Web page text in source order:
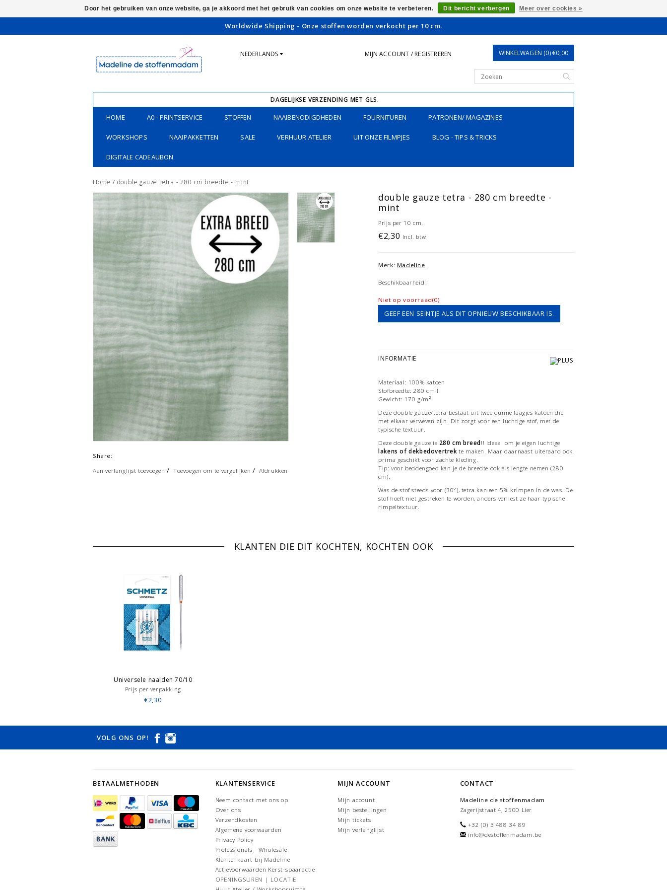
Worldwide Shipping - Onze stoffen worden verkocht per 10 cm.
NEDERLANDS MIJN ACCOUNT / REGISTREREN WINKELWAGEN (0) €0,00
DAGELIJKSE VERZENDING MET GLS.
HOME A0 - PRINTSERVICE STOFFEN NAAIBENODIGDHEDEN FOURNITUREN PATRONEN/ MAGAZINES
WORKSHOPS NAAIPAKKETTEN SALE VERHUUR ATELIER UIT ONZE FILMPJES BLOG - TIPS & TRICKS
DIGITALE CADEAUBON
Home / double gauze tetra - 280 cm breedte - mint
Share:
Aan verlanglijst toevoegen /Toevoegen om te vergelijken / Afdrukken
double gauze tetra - 280 cm breedte -
mint
Prijs per 10 cm.
€2,30 Incl. btw
Merk: Madeline
Beschikbaarheid:
Niet op voorraad(0)
GEEF EEN SEINTJE ALS DIT OPNIEUW BESCHIKBAAR IS.
INFORMATIE
Materiaal: 100% katoen
Stofbreedte: 280 cm!!
Gewicht: 170 g/m²
Deze double gauze/tetra bestaat uit twee dunne laagjes katoen die
met elkaar verweven zijn. Dit zorgt voor een luchtige stof, met de
typische textuur.
Deze double gauze is 280 cm breed !! Ideaal om je eigen luchtige
lakens of dekbedovertrekte maken. Maar daarnaast uiteraard ook
prima geschikt voor zachte kleding.
Tip: voor beddengoed kan je de breedte ook als lengte nemen (280
cm).
Was de stof steeds voor (30°), tetra kan een 5% krimpen in de was. De
stof hoeft niet gestreken te worden, anders verliest ze haar typische
rimpeltextuur.
Wil je een meter stof bestellen, vul dan "10" als aantal in.
KLANTEN DIE DIT KOCHTEN, KOCHTEN OOK
Universele naalden 70/10
Prijs per verpakking
€2,30
VOLG ONS OP!
BETAALMETHODEN KLANTENSERVICE
Neem contact met ons op
Over ons
Verzendkosten
Algemene voorwaarden
Privacy Policy
Professionals - Wholesale
Klantenkaart bij Madeline
Actievoorwaarden Kerst-spaaractie
OPENINGSUREN | LOCATIE
MIJN ACCOUNT
Mijn account
Mijn bestellingen
Mijn tickets
Mijn verlanglijst
CONTACT
Madeline de stoffenmadam
Zagerijstraat 4, 2500 Lier
+32 (0) 3 488 34 89
info@destoffenmadam.be
Door het gebruiken van onze website, ga je akkoord met het gebruik van cookies om onze website te verbeteren. Dit bericht verbergen Meer over cookies »